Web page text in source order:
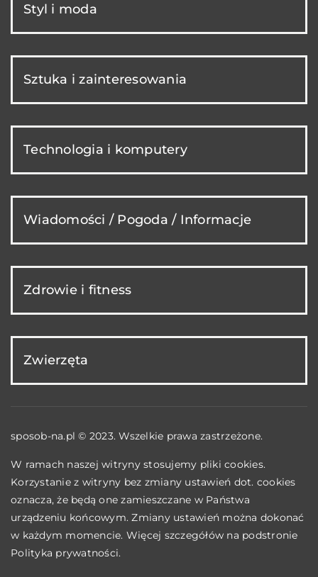
Styl i moda
Sztuka i zainteresowania
Technologia i komputery
Wiadomości / Pogoda / Informacje
Zdrowie i fitness
Zwierzęta
sposob-na.pl © 2023. Wszelkie prawa zastrzeżone.
W ramach naszej witryny stosujemy pliki cookies.
Korzystanie z witryny bez zmiany ustawień dot. cookies
oznacza, że będą one zamieszczane w Państwa
urządzeniu końcowym. Zmiany ustawień można dokonać
w każdym momencie. Więcej szczegółów na podstronie
Polityka prywatności.